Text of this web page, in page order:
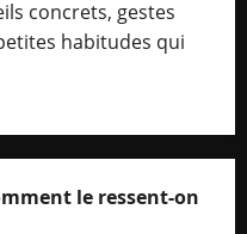
concrets, gestes
habitudes qui
le ressent-on